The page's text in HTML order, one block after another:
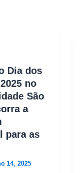
Dia dos
no
São
a
para as
14, 2025